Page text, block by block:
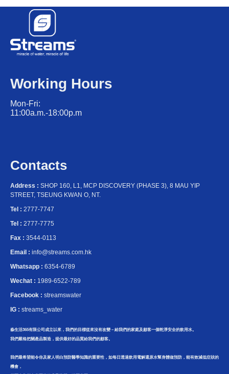
Working Hours
Mon-Fri:
11:00a.m.-18:00p.m
Contacts
Address : SHOP 160, L1, MCP DISCOVERY (PHASE 3), 8 MAU YIP
STREET, TSEUNG KWAN O, NT.
Tel : 2777-7747
Tel : 2777-7775
Fax : 3544-0113
Email : info@streams.com.hk
Whatsapp : 6354-6789
Wechat : 1989-6522-789
Facebook : streamswater
IG : streams_water
淼生活365有限公司成立以來，我們的目標從來沒有改變－給我們的家庭及顧客一個乾淨安全的飲用水。
我們嚴格把關產品製造，提供最好的品質給我們的顧客。
我們最希望能令你及家人明白預防醫學知識的重要性，如每日透過飲用電解還原水幫身體做預防，能有效減低症狀的
機會，